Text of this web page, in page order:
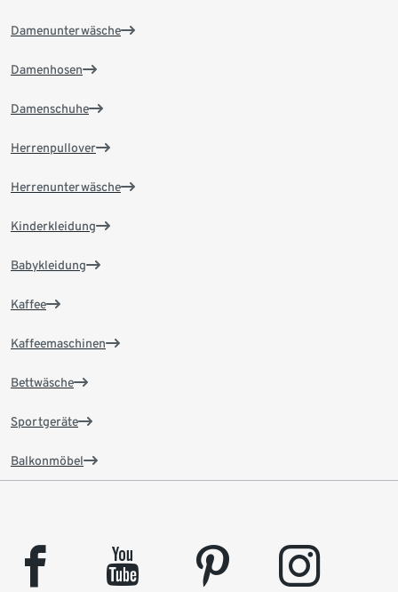
Damenunterwäsche
Damenhosen
Damenschuhe
Herrenpullover
Herrenunterwäsche
Kinderkleidung
Babykleidung
Kaffee
Kaffeemaschinen
Bettwäsche
Sportgeräte
Balkonmöbel
facebook youtube pinterest instagram